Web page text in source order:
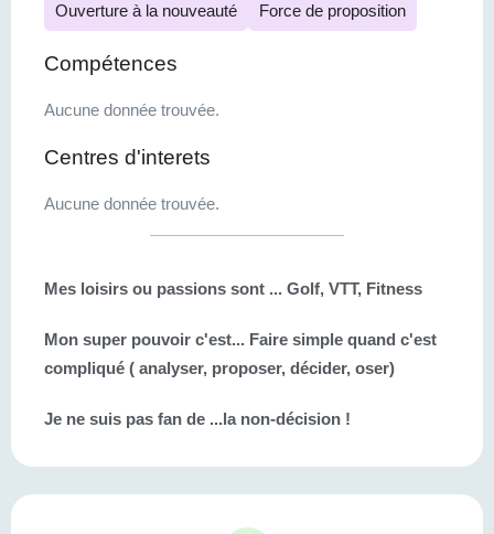
Ouverture à la nouveauté Force de proposition
Compétences
Aucune donnée trouvée.
Centres d'interets
Aucune donnée trouvée.
Mes loisirs ou passions sont ... Golf, VTT, Fitness
Mon super pouvoir c'est... Faire simple quand c'est
compliqué ( analyser, proposer, décider, oser)
Je ne suis pas fan de ...la non-décision !